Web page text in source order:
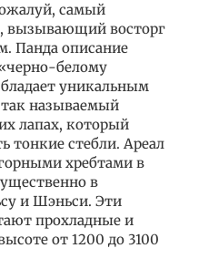
самый
вызывающий восторг
Панда описание
белому
уникальным
так называемый
лапах, который
тонкие стебли. Ареал
хребтами в
в
и Шэньси. Эти
прохладные и
от 1200 до 3100